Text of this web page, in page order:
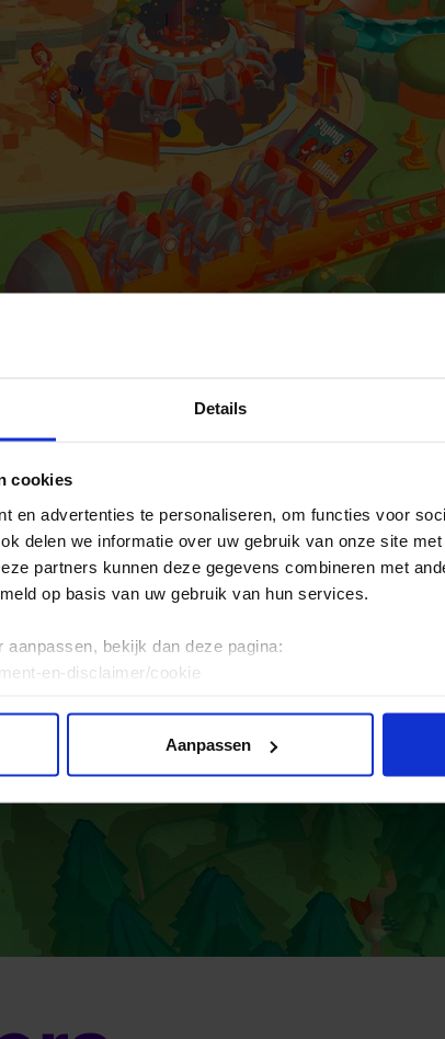
Details
cookies
en advertenties te personaliseren, om functies voor
delen we informatie over uw gebruik van onze site
partners kunnen deze gegevens combineren met
op basis van uw gebruik van hun services.
bekijk dan deze pagina:
en-disclaimer/cookie
Aanpassen